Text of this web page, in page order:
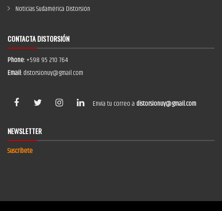
Noticias Sudamérica Distorsión
CONTACTA DISTORSIÓN
Phone:+598 95 210 764
Email:distorsionuy@gmail.com
Envía tu correo a distorsionuy@gmail.com
NEWSLETTER
Suscríbete